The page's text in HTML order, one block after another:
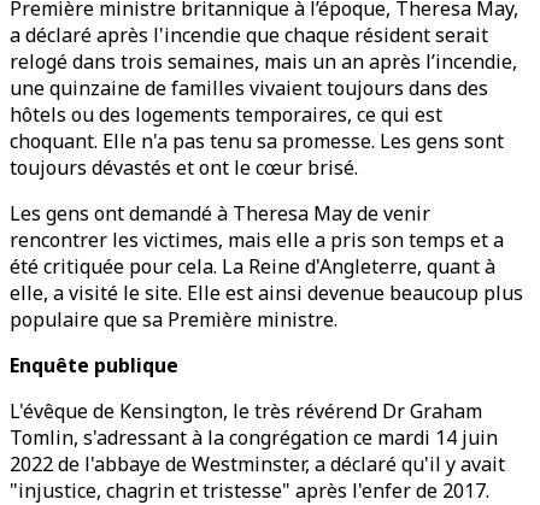
Première ministre britannique à l’époque, Theresa May,
a déclaré après l'incendie que chaque résident serait
relogé dans trois semaines, mais un an après l’incendie,
une quinzaine de familles vivaient toujours dans des
hôtels ou des logements temporaires, ce qui est
choquant. Elle n'a pas tenu sa promesse. Les gens sont
toujours dévastés et ont le cœur brisé.
Les gens ont demandé à Theresa May de venir
rencontrer les victimes, mais elle a pris son temps et a
été critiquée pour cela. La Reine d'Angleterre, quant à
elle, a visité le site. Elle est ainsi devenue beaucoup plus
populaire que sa Première ministre.
Enquête publique
L'évêque de Kensington, le très révérend Dr Graham
Tomlin, s'adressant à la congrégation ce mardi 14 juin
2022 de l'abbaye de Westminster, a déclaré qu'il y avait
"injustice, chagrin et tristesse" après l'enfer de 2017.